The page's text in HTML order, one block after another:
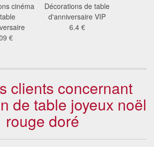
cinéma
€
Décorations de table
d'anniversaire VIP
6.4 €
clients concernant
de table joyeux noël
rouge doré